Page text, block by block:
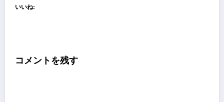
いいね:
コメントを残す